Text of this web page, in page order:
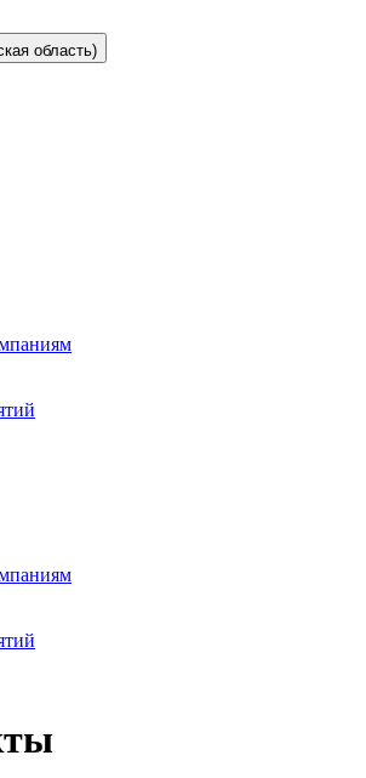
область)